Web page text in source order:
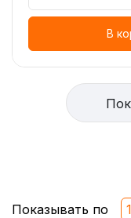
В
Показывать по